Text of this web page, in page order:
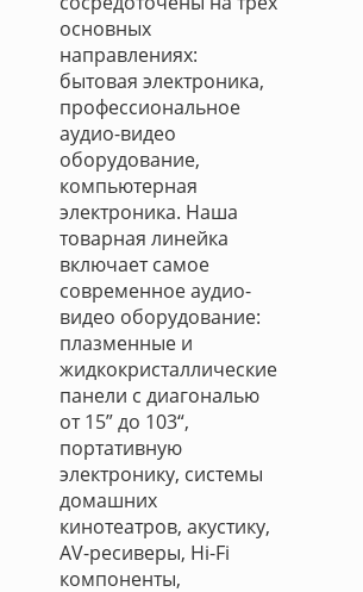
основных
направлениях:
бытовая электроника,
профессиональное
аудио-видео
оборудование,
компьютерная
электроника. Наша
товарная линейка
включает самое
современное аудио-
видео оборудование:
плазменные и
жидкокристаллические
панели с диагональю
от 15” до 103“,
портативную
электронику, системы
домашних
кинотеатров, акустику,
AV-ресиверы, Hi-Fi
компоненты,